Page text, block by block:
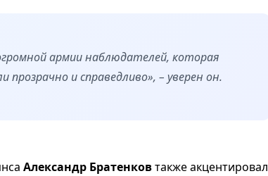
армии наблюдателей, которая
и справедливо», – уверен он.
Александр Братенковтакже акцентировал